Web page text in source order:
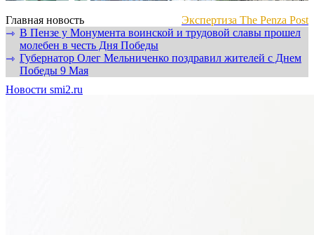
Главная новость
Экспертиза The Penza Post
⇾ В Пензе у Монумента воинской и трудовой славы прошел
молебен в честь Дня Победы
⇾ Губернатор Олег Мельниченко поздравил жителей с Днем
Победы 9 Мая
Новости smi2.ru